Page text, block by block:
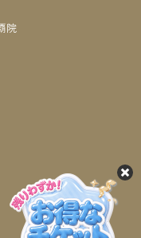
院